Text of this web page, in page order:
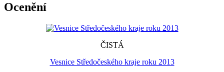
Ocenění
ČISTÁ
Vesnice Středočeského kraje roku 2013